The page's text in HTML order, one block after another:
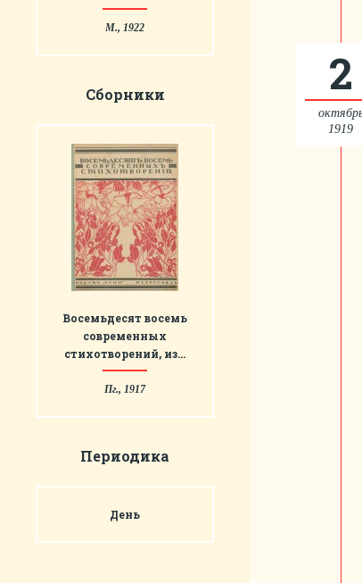
М., 1922
Сборники
Восемьдесят восемь
современных
стихотворений, из…
Пг., 1917
Периодика
День
2
1919